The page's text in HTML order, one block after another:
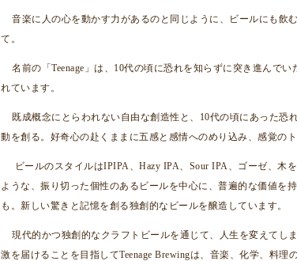
音楽に人の心を動かす力があるのと同じように、ビールにも飲
て。
名前の「Teenage 」は、 10代の頃に恐れを知らずに突き進んでい
れています。
既成概念にとらわれない自由な創造性と、 10代の頃にあった恐
動を創る。好奇心の赴くままに五感と感情へのめり込み、感覚の
ビールのスタイルはIPIPA、 Hazy IPA、 Sour IPA、ゴーゼ、木
ような、振り切った個性のあるビールを中心に、普遍的な価値を
も。新しい驚きと記憶を創る独創的なビールを醸造しています。
現代的かつ独創的なクラフトビールを通じて、人生を変えてし
激を届けることを目指してTeenage Brewingは、音楽、化学、料理